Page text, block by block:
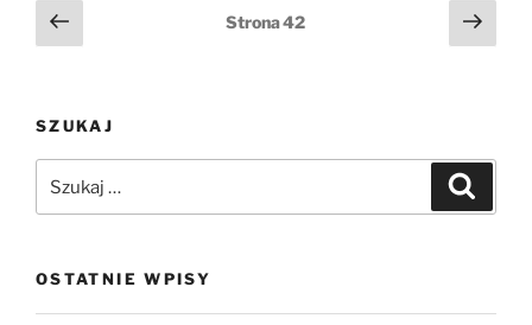
Stronicowanie
wpisów
Poprzednia
strona
Strona42
SZUKAJ
OSTATNIE WPISY